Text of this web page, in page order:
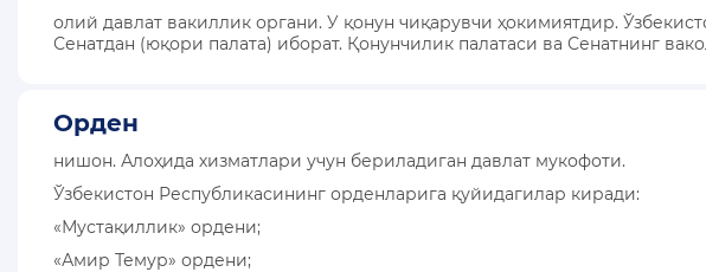
олий давлат вакиллик органи. У қонун чиқарувчи ҳокимиятдир.
Сенатдан (юқори палата) иборат. Қонунчилик палатаси ва Сенатнинг
Орден
нишон. Алоҳида хизматлари учун бериладиган давлат мукофоти.
Ўзбекистон Республикасининг орденларига қуйидагилар киради:
«Мустақиллик» ордени;
«Амир Темур» ордени;